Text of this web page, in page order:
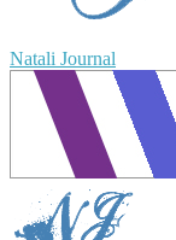
Natali Journal